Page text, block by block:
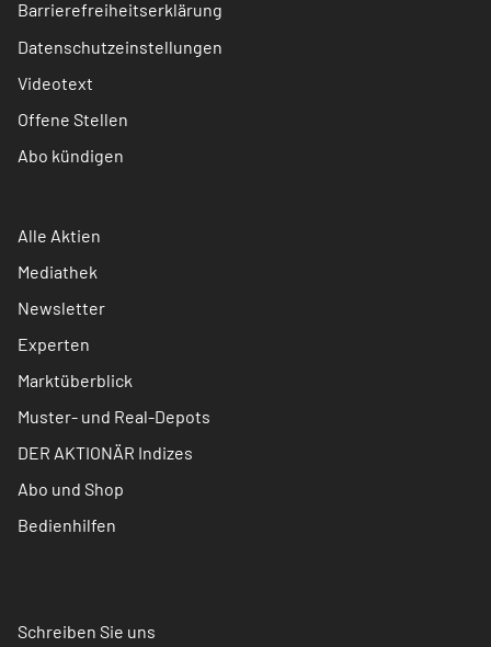
Barrierefreiheitserklärung
Datenschutzeinstellungen
Videotext
Offene Stellen
Abo kündigen
Alle Aktien
Mediathek
Newsletter
Experten
Marktüberblick
Muster- und Real-Depots
DER AKTIONÄR Indizes
Abo und Shop
Bedienhilfen
Schreiben Sie uns